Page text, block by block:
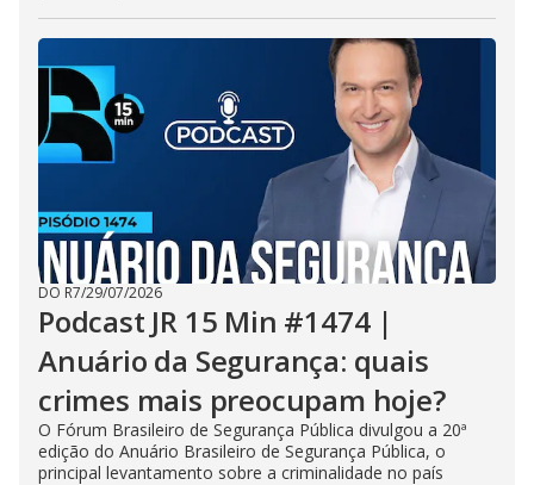
DO R7/29/07/2026
Podcast JR 15 Min #1474 |
Anuário da Segurança: quais
crimes mais preocupam hoje?
O Fórum Brasileiro de Segurança Pública divulgou a 20ª
edição do Anuário Brasileiro de Segurança Pública, o
principal levantamento sobre a criminalidade no país